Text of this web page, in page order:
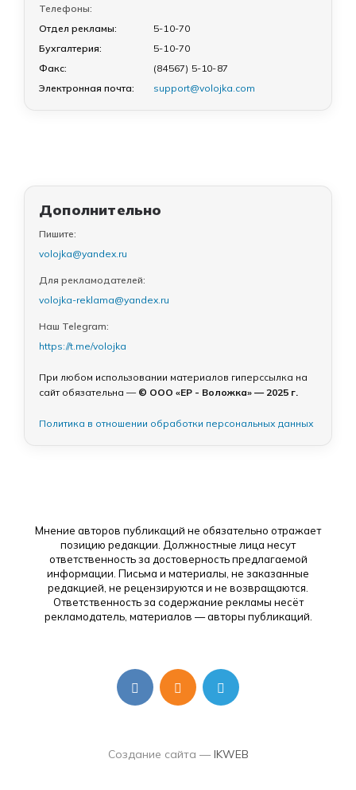
Телефоны:
Отдел рекламы:
5-10-70
Бухгалтерия:
5-10-70
Факс:
(84567) 5-10-87
Электронная почта:
support@volojka.com
Дополнительно
Пишите:
volojka@yandex.ru
Для рекламодателей:
volojka-reklama@yandex.ru
Наш Telegram:
https://t.me/volojka
При любом использовании материалов гиперссылка на
сайт обязательна — © ООО «ЕР - Воложка» — 2025 г.
Политика в отношении обработки персональных данных
Мнение авторов публикаций не обязательно отражает
позицию редакции. Должностные лица несут
ответственность за достоверность предлагаемой
информации. Письма и материалы, не заказанные
редакцией, не рецензируются и не возвращаются.
Ответственность за содержание рекламы несёт
рекламодатель, материалов — авторы публикаций.
Создание сайта — IKWEB